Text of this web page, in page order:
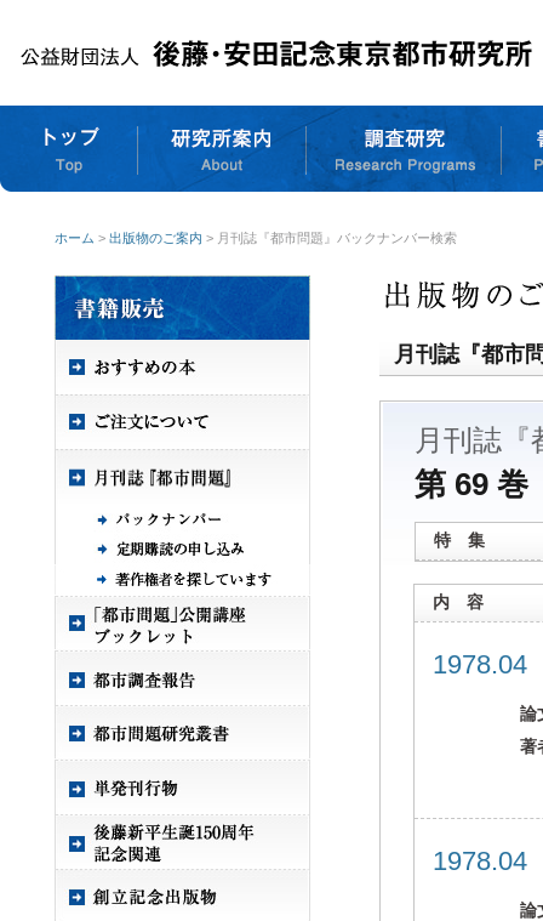
ホーム > 出版物のご案内 > 月刊誌『都市問題』バックナンバー検索
月刊誌『都市
月刊誌『
第 69
特 集
内 容
論
著
論